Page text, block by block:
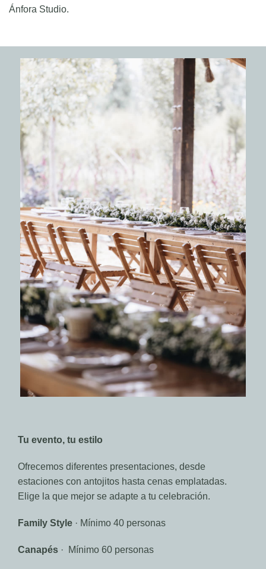
Ánfora Studio.
Tu evento, tu estilo
Ofrecemos diferentes presentaciones, desde
estaciones con antojitos hasta cenas emplatadas.
Elige la que mejor se adapte a tu celebración.
Family Style · Mínimo 40 personas
Canapés · Mínimo 60 personas